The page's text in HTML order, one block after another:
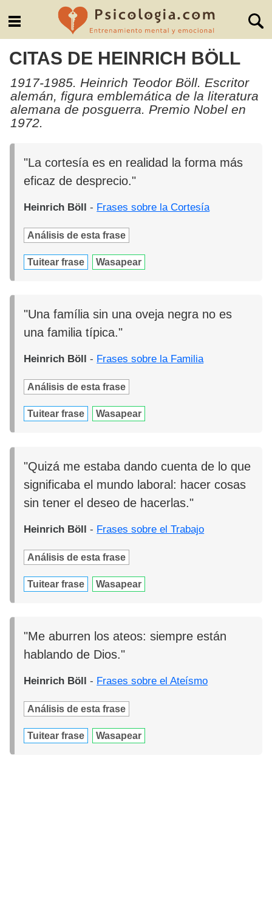
CITAS DE HEINRICH BÖLL
1917-1985. Heinrich Teodor Böll. Escritor
alemán, figura emblemática de la literatura
alemana de posguerra. Premio Nobel en
1972.
"La cortesía es en realidad la forma más
eficaz de desprecio."
Heinrich Böll - Frases sobre la Cortesía
Análisis de esta frase
Tuitear frase Wasapear
"Una família sin una oveja negra no es
una familia típica."
Heinrich Böll - Frases sobre la Familia
Análisis de esta frase
Tuitear frase Wasapear
"Quizá me estaba dando cuenta de lo que
significaba el mundo laboral: hacer cosas
sin tener el deseo de hacerlas."
Heinrich Böll - Frases sobre el Trabajo
Análisis de esta frase
Tuitear frase Wasapear
"Me aburren los ateos: siempre están
hablando de Dios."
Heinrich Böll - Frases sobre el Ateísmo
Análisis de esta frase
Tuitear frase Wasapear